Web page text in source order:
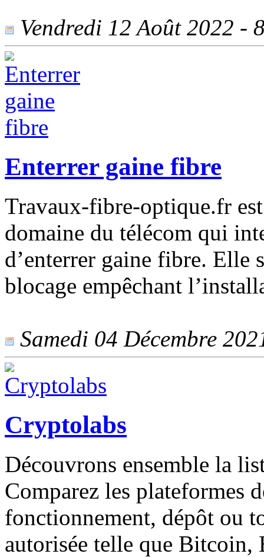
Vendredi 12 Août 2022 -
Enterrer gaine fibre
Travaux-fibre-optique.fr
domaine du télécom qui
d’enterrer gaine fibre. Elle
blocage empêchant
Samedi 04 Décembre
Cryptolabs
Découvrons ensemble la
Comparez les plateformes
fonctionnement, dépôt ou
autorisée telle que Bitcoin,